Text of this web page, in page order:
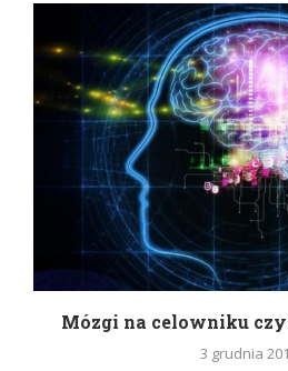
Mózgi na celowniku
3 grudnia